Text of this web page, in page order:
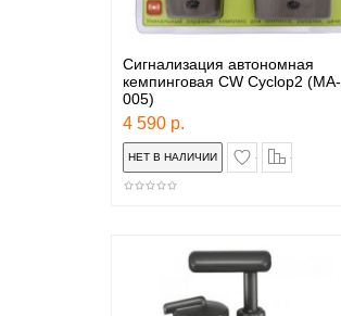
Сигнализация автономная
кемпинговая CW Cyclop2 (MA-
005)
4 590 р.
в закладки